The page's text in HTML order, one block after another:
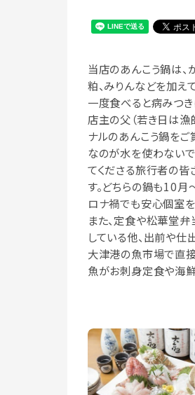
当店のあんこう鍋は、
粕、みりんなどを加え
一度食べると病みつ
店主の父（若き日は漁
ナルのあんこう鍋をご
なのが水を使わない
てくださる旅行者の皆
す。どちらの鍋も10月
ロナ禍でも安心個室
また、定食や松華堂
している他、出前や仕
大津港の魚市場で直
魚がお刺身定食や海